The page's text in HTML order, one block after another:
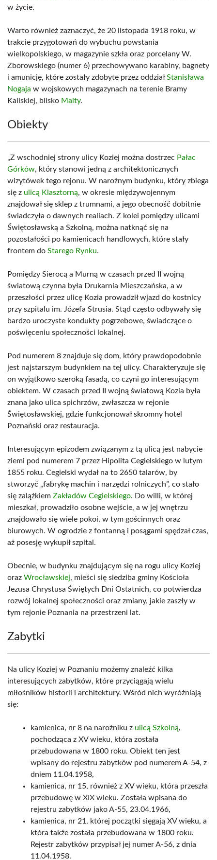
w życie.
Warto również zaznaczyć, że 20 listopada 1918 roku, w
trakcie przygotowań do wybuchu powstania
wielkopolskiego, w magazynie szkła oraz porcelany W.
Zborowskiego (numer 6) przechowywano karabiny, bagnety
i amunicję, które zostały zdobyte przez oddziałStanisława
Nogaja w wojskowych magazynach na terenie Bramy
Kaliskiej, blisko Malty.
Obiekty
„Z wschodniej strony ulicy Koziej można dostrzec Pałac
Górków, który stanowi jedną z architektonicznych
wizytówek tego rejonu. W narożnym budynku, który zbiega
się z ulicą Klasztorną, w okresie międzywojennym
znajdował się sklep z trumnami, a jego obecność dobitnie
świadczyła o dawnych realiach. Z kolei pomiędzy ulicami
Świętosławską a Szkolną, można natknąć się na
pozostałości po kamienicach handlowych, które stały
frontem do Starego Rynku.
Pomiędzy Sierocą a Murną w czasach przed II wojną
światową czynna była Drukarnia Mieszczańska, a w
przeszłości przez ulicę Kozia prowadził wjazd do kostnicy
przy szpitalu im. Józefa Strusia. Stąd często odbywały się
bardzo uroczyste kondukty pogrzebowe, świadczące o
poświęceniu społeczności lokalnej.
Pod numerem 8 znajduje się dom, który prawdopodobnie
jest najstarszym budynkiem na tej ulicy. Charakteryzuje się
on wyjątkowo szeroką fasadą, co czyni go interesującym
obiektem. W czasach przed II wojną światową Kozia była
znana jako ulica spichrzów, zwłaszcza w rejonie
Świętosławskiej, gdzie funkcjonował skromny hotel
Poznański oraz restauracja.
Interesującym epizodem związanym z tą ulicą jest nabycie
ziemi pod numerem 7 przez Hipolita Cegielskiego w lutym
1855 roku. Cegielski wydał na to 2650 talarów, by
stworzyć „fabrykę machin i narzędzi rolniczych”, co stało
się zalążkiem Zakładów Cegielskiego. Do willi, w której
mieszkał, prowadziło osobne wejście, a w jej wnętrzu
znajdowało się wiele pokoi, w tym gościnnych oraz
biurowych. W ogrodzie z fontanną i posągami spędzał czas,
aż posesję wykupił szpital.
Obecnie, w budynku znajdującym się na rogu ulicy Koziej
oraz Wrocławskiej, mieści się siedziba gminy Kościoła
Jezusa Chrystusa Świętych Dni Ostatnich, co potwierdza
rozwój lokalnej społeczności oraz zmiany, jakie zaszły w
tym rejonie Poznania na przestrzeni lat.
Zabytki
Na ulicy Koziej w Poznaniu możemy znaleźć kilka
interesujących zabytków, które przyciągają wielu
miłośników historii i architektury. Wśród nich wyróżniają
się:
kamienica, nr 8 na narożniku z ulicą Szkolną,
pochodząca z XV wieku, która została
przebudowana w 1800 roku. Obiekt ten jest
wpisany do rejestru zabytków pod numerem A-54, z
dniem 11.04.1958,
kamienica, nr 15, również z XV wieku, która przeszła
przebudowę w XIX wieku. Została wpisana do
rejestru zabytków jako A-55, 23.04.1966,
kamienica, nr 21, której początki sięgają XV wieku, a
która także została przebudowana w 1800 roku.
Rejestr zabytków przypisał jej numer A-56, z dnia
11.04.1958.